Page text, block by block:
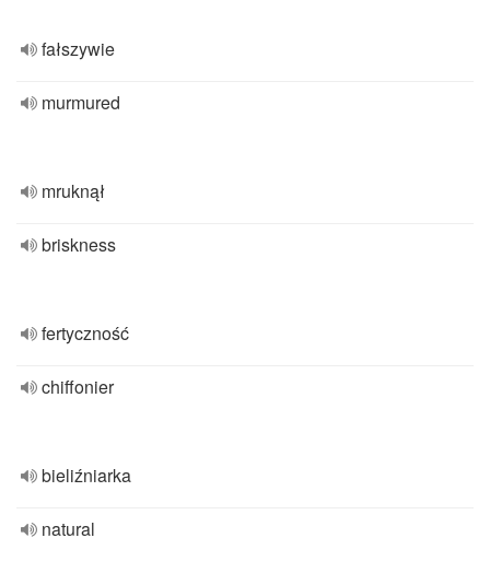
fałszywie
murmured
mruknął
briskness
fertyczność
chiffonier
bieliźniarka
natural